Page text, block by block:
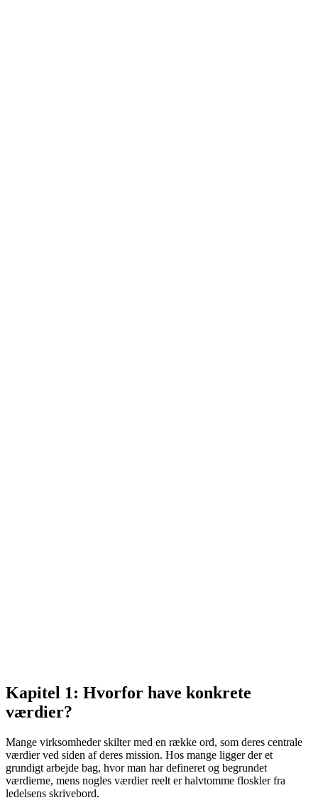
Kapitel 1: Hvorfor have konkrete
værdier?
Mange virksomheder skilter med en række ord, som deres centrale
værdier ved siden af deres mission. Hos mange ligger der et
grundigt arbejde bag, hvor man har defineret og begrundet
værdierne, mens nogles værdier reelt er halvtomme floskler fra
ledelsens skrivebord.